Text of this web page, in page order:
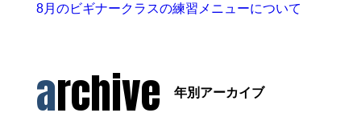
8月のビギナークラスの練習メニューについて
archive 年別アーカイブ